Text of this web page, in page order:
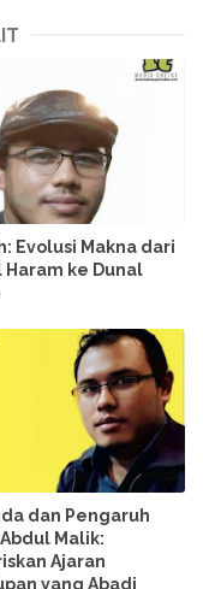
Evolusi Makna dari
Haram ke Dunal
dan Pengaruh
Malik:
Ajaran
yang Abadi